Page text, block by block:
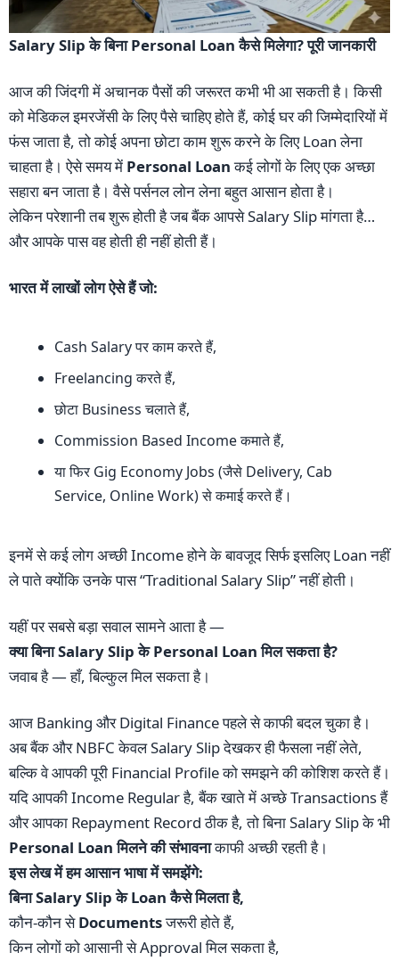
Salary Slip के बिना Personal Loan कैसे मिलेगा? पूरी जानकारी
आज की जिंदगी में अचानक पैसों की जरूरत कभी भी आ सकती है। किसी
को मेडिकल इमरजेंसी के लिए पैसे चाहिए होते हैं, कोई घर की जिम्मेदारियों में
फंस जाता है, तो कोई अपना छोटा काम शुरू करने के लिए Loan लेना
चाहता है। ऐसे समय में Personal Loanकई लोगों के लिए एक अच्छा
सहारा बन जाता है। वैसे पर्सनल लोन लेना बहुत आसान होता है।
लेकिन परेशानी तब शुरू होती है जब बैंक आपसे Salary Slip मांगता है…
और आपके पास वह होती ही नहीं होती हैं।
भारत में लाखों लोग ऐसे हैं जो:
Cash Salary पर काम करते हैं,
Freelancing करते हैं,
छोटा Business चलाते हैं,
Commission Based Income कमाते हैं,
या फिर Gig Economy Jobs (जैसे Delivery, Cab
Service, Online Work) से कमाई करते हैं।
इनमें से कई लोग अच्छी Income होने के बावजूद सिर्फ इसलिए Loan नहीं
ले पाते क्योंकि उनके पास “Traditional Salary Slip” नहीं होती।
यहीं पर सबसे बड़ा सवाल सामने आता है —
क्या बिना Salary Slip के Personal Loan मिल सकता है?
जवाब है — हाँ, बिल्कुल मिल सकता है।
आज Banking और Digital Finance पहले से काफी बदल चुका है।
अब बैंक और NBFC केवल Salary Slip देखकर ही फैसला नहीं लेते,
बल्कि वे आपकी पूरी Financial Profile को समझने की कोशिश करते हैं।
यदि आपकी Income Regular है, बैंक खाते में अच्छे Transactions हैं
और आपका Repayment Record ठीक है, तो बिना Salary Slip के भी
Personal Loan मिलने की संभावनाकाफी अच्छी रहती है।
इस लेख में हम आसान भाषा में समझेंगे:
बिना Salary Slip के Loan कैसे मिलता है,
कौन-कौन सेDocumentsजरूरी होते हैं,
किन लोगों को आसानी से Approval मिल सकता है,